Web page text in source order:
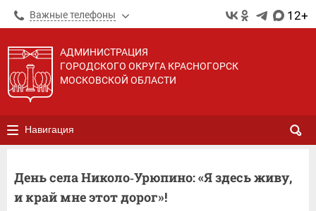
Важные телефоны 12+
АДМИНИСТРАЦИЯ
ГОРОДСКОГО ОКРУГА КРАСНОГОРСК
МОСКОВСКОЙ ОБЛАСТИ
Навигация
День села Николо‑Урюпино: «Я здесь живу,
и край мне этот дорог»!